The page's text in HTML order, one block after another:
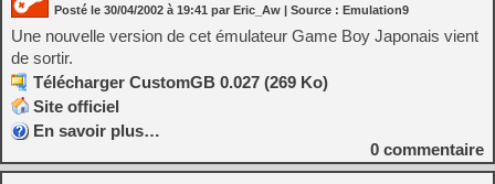
Posté le 30/04/2002 à 19:41 par Eric_Aw | Source : Emulation9
Une nouvelle version de cet émulateur Game Boy Japonais vient
de sortir.
Télécharger CustomGB 0.027 (269 Ko)
Site officiel
En savoir plus…
0 commentaire